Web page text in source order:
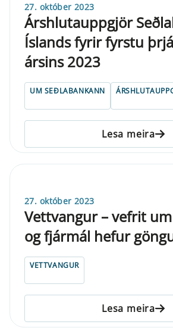
27. október 2023
Árshlutauppgjör
Íslands fyrir fyrstu
ársins 2023
UM SEÐLABANKANN
Lesa meira
27. október 2023
Vettvangur – vefrit
og fjármál hefur
VETTVANGUR
Lesa meira